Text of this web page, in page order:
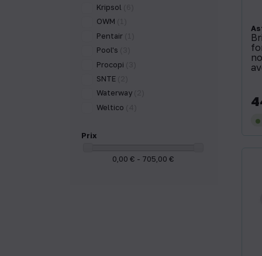
Kripsol
OWM
Pentair
Pool's
Procopi
SNTE
Waterway
Weltico
Prix
0,00 € - 705,00 €